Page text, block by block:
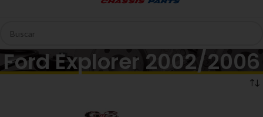
Ford Explorer 2002/2006